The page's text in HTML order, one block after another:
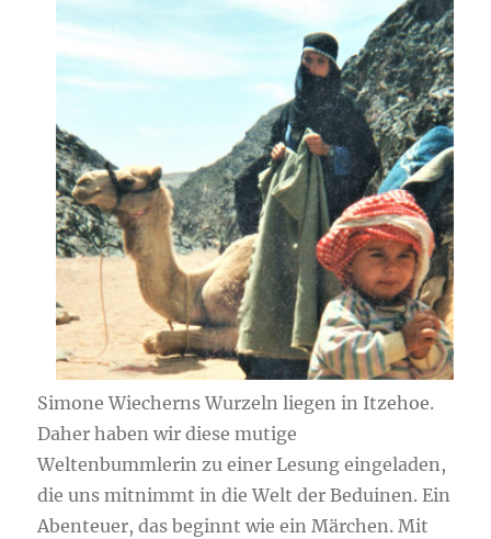
Simone Wiecherns Wurzeln liegen in Itzehoe.
Daher haben wir diese mutige
Weltenbummlerin zu einer Lesung eingeladen,
die uns mitnimmt in die Welt der Beduinen. Ein
Abenteuer, das beginnt wie ein Märchen. Mit